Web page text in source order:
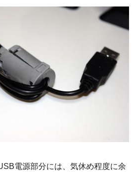
電源部分には、気休め程度に余